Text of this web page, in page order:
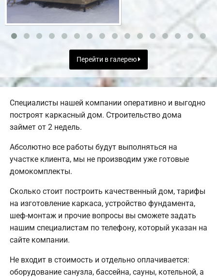
Перейти в галерею
Специалисты нашей компании оперативно и выгодно
построят каркасный дом. Строительство дома
займет от 2 недель.
Абсолютно все работы будут выполняться на
участке клиента, мы не производим уже готовые
домокомплекты.
Сколько стоит построить качественный дом, тарифы
на изготовление каркаса, устройство фундамента,
шеф-монтаж и прочие вопросы вы сможете задать
нашим специалистам по телефону, который указан на
сайте компании.
Не входит в стоимость и отдельно оплачивается:
оборудование санузла, бассейна, сауны, котельной, а